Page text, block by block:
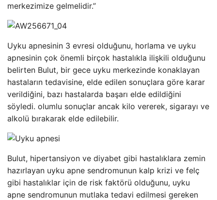
merkezimize gelmelidir.”
Uyku apnesinin 3 evresi olduğunu, horlama ve uyku
apnesinin çok önemli birçok hastalıkla ilişkili olduğunu
belirten Bulut, bir gece uyku merkezinde konaklayan
hastaların tedavisine, elde edilen sonuçlara göre karar
verildiğini, bazı hastalarda başarı elde edildiğini
söyledi. olumlu sonuçlar ancak kilo vererek, sigarayı ve
alkolü bırakarak elde edilebilir.
Bulut, hipertansiyon ve diyabet gibi hastalıklara zemin
hazırlayan uyku apne sendromunun kalp krizi ve felç
gibi hastalıklar için de risk faktörü olduğunu, uyku
apne sendromunun mutlaka tedavi edilmesi gereken